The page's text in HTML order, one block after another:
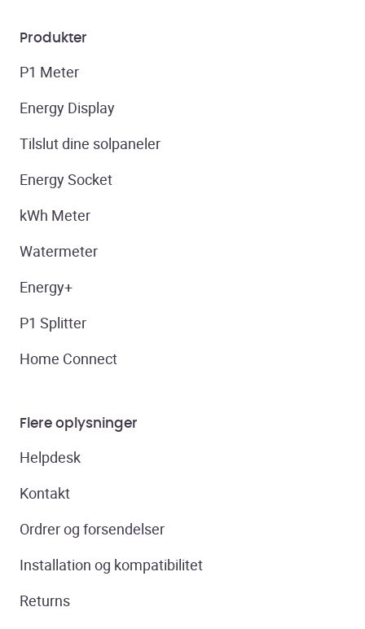
Produkter
P1 Meter
Energy Display
Tilslut dine solpaneler
Energy Socket
kWh Meter
Watermeter
Energy+
P1 Splitter
Home Connect
Flere oplysninger
Helpdesk
Kontakt
Ordrer og forsendelser
Installation og kompatibilitet
Returns